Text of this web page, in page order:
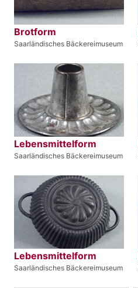
Brotform
Saarländisches Bäckereimuseum
Lebensmittelform
Saarländisches Bäckereimuseum
Lebensmittelform
Saarländisches Bäckereimuseum